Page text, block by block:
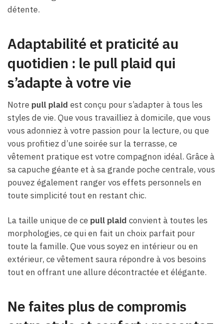
détente.
Adaptabilité et praticité au
quotidien : le pull plaid qui
s’adapte à votre vie
Notre pull plaid est conçu pour s’adapter à tous les
styles de vie. Que vous travailliez à domicile, que vous
vous adonniez à votre passion pour la lecture, ou que
vous profitiez d’une soirée sur la terrasse, ce
vêtement pratique est votre compagnon idéal. Grâce à
sa capuche géante et à sa grande poche centrale, vous
pouvez également ranger vos effets personnels en
toute simplicité tout en restant chic.
La taille unique de ce pull plaid convient à toutes les
morphologies, ce qui en fait un choix parfait pour
toute la famille. Que vous soyez en intérieur ou en
extérieur, ce vêtement saura répondre à vos besoins
tout en offrant une allure décontractée et élégante.
Ne faites plus de compromis